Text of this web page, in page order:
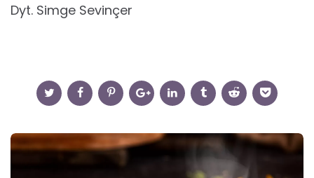
Dyt. Simge Sevinçer
Post
navigation